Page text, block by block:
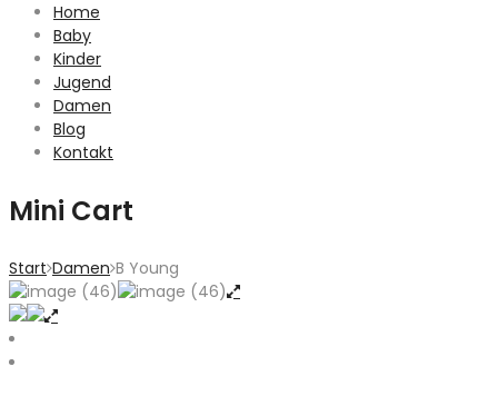
Home
Baby
Kinder
Jugend
Damen
Blog
Kontakt
Mini Cart
Start Damen B Young